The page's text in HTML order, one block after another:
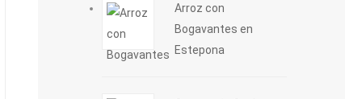
Arroz con
Bogavantes en
Estepona